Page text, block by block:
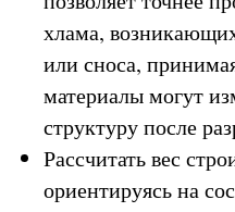
хлама,
или сноса,
материалы могут
структуру после
Рассчитать вес
ориентируясь на